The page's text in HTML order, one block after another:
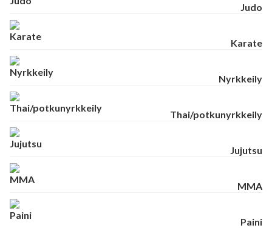
Judo
Karate
Nyrkkeily
Thai/potkunyrkkeily
Jujutsu
MMA
Paini